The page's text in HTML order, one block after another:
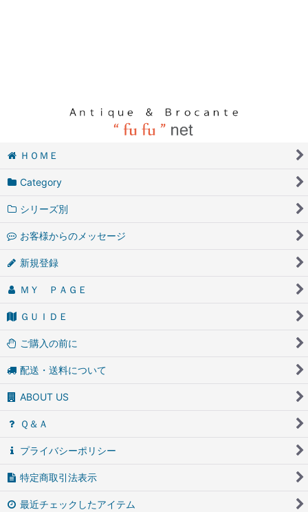
ＨＯＭＥ
Category
シリーズ別
お客様からのメッセージ
新規登録
ＭＹ ＰＡＧＥ
ＧＵＩＤＥ
ご購入の前に
配送・送料について
ABOUT US
Ｑ＆Ａ
プライバシーポリシー
特定商取引法表示
最近チェックしたアイテム